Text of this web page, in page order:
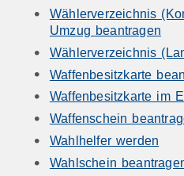
Wählerverzeichnis
Umzug beantragen
Wählerverzeichnis
Waffenbesitzkarte
Waffenbesitzkarte im
Waffenschein
Wahlhelfer werden
Wahlschein